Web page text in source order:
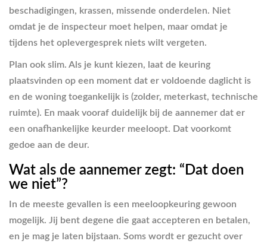
beschadigingen, krassen, missende onderdelen. Niet
omdat je de inspecteur moet helpen, maar omdat je
tijdens het oplevergesprek niets wilt vergeten.
Plan ook slim. Als je kunt kiezen, laat de keuring
plaatsvinden op een moment dat er voldoende daglicht is
en de woning toegankelijk is (zolder, meterkast, technische
ruimte). En maak vooraf duidelijk bij de aannemer dat er
een onafhankelijke keurder meeloopt. Dat voorkomt
gedoe aan de deur.
Wat als de aannemer zegt: “Dat doen
we niet”?
In de meeste gevallen is een meeloopkeuring gewoon
mogelijk. Jij bent degene die gaat accepteren en betalen,
en je mag je laten bijstaan. Soms wordt er gezucht over